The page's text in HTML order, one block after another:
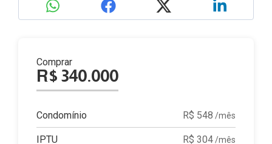
Comprar
R$ 340.000
Condomínio R$ 548 /mês
IPTU R$ 304/mês